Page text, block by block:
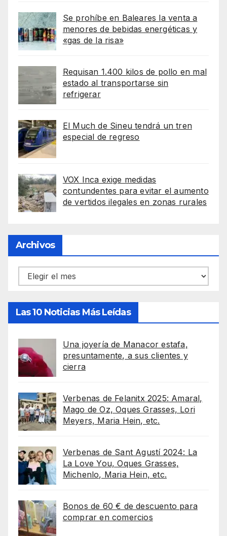
Se prohíbe en Baleares la venta a
menores de bebidas energéticas y
«gas de la risa»
Requisan 1.400 kilos de pollo en mal
estado al transportarse sin
refrigerar
El Much de Sineu tendrá un tren
especial de regreso
VOX Inca exige medidas
contundentes para evitar el aumento
de vertidos ilegales en zonas rurales
Archivos
Archivos
Las 10 Noticias Más Leídas
Una joyería de Manacor estafa,
presuntamente, a sus clientes y
cierra
Verbenas de Felanitx 2025: Amaral,
Mago de Oz, Oques Grasses, Lori
Meyers, Maria Hein, etc.
Verbenas de Sant Agustí 2024: La
La Love You, Oques Grasses,
Michenlo, Maria Hein, etc.
Bonos de 60 € de descuento para
comprar en comercios